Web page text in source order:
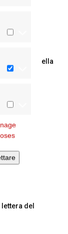
d’ascolto della
dei
del
lettera del